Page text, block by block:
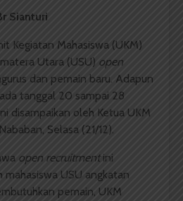
Sianturi
Kegiatan Mahasiswa (UKM)
Utara (USU) open
dan pemain baru. Adapun
tanggal 20 sampai 28
disampaikan oleh Ketua UKM
Selasa (21/12).
open recruitmentini
mahasiswa USU angkatan
pemain, UKM